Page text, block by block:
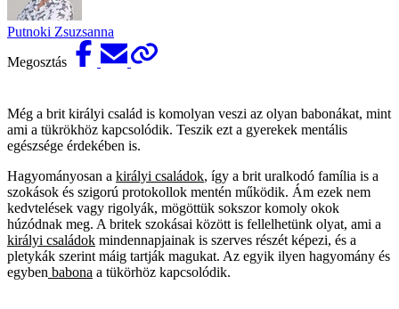
Putnoki Zsuzsanna
Megosztás
Még a brit királyi család is komolyan veszi az olyan babonákat, mint
ami a tükrökhöz kapcsolódik. Teszik ezt a gyerekek mentális
egészsége érdekében is.
Hagyományosan a királyi családok, így a brit uralkodó família is a
szokások és szigorú protokollok mentén működik. Ám ezek nem
kedvtelések vagy rigolyák, mögöttük sokszor komoly okok
húzódnak meg. A britek szokásai között is fellelhetünk olyat, ami a
királyi családok mindennapjainak is szerves részét képezi, és a
pletykák szerint máig tartják magukat. Az egyik ilyen hagyomány és
egyben babona a tükörhöz kapcsolódik.